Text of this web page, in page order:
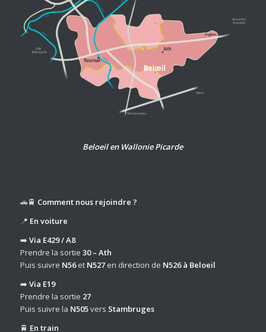
Beloeil en Wallonie Picarde
🚗🚆 Comment nous rejoindre ?
📍 En voiture
➡️ Via E429 / A8
Prendre la sortie 30 – Ath
Puis suivre N56et N527en direction de N526 à Beloeil
➡️ Via E19
Prendre la sortie 27
Puis suivre la N505vers Stambruges
🚆 En train